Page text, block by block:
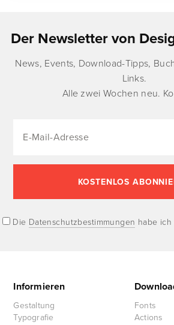
Der Newsletter von
News, Events, Download-Tipps,
Links.
Alle zwei Wochen neu.
Die Datenschutzbestimmungen habe
Informieren
Gestaltung
Typografie
Fonts
Actions